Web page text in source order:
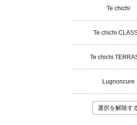
Te chichi
Te chichi
Te chichi
Lugnoncure
選択を解除す